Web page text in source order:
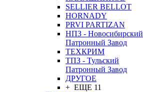
SELLIER BELLOT
HORNADY
PRVI PARTIZAN
НПЗ - Новосибирский
Патронный Завод
ТЕХКРИМ
ТПЗ - Тульский
Патронный Завод
ДРУГОЕ
+ ЕЩЕ 11